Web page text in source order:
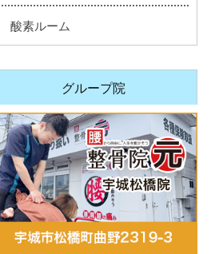
酸素ルーム
グループ院